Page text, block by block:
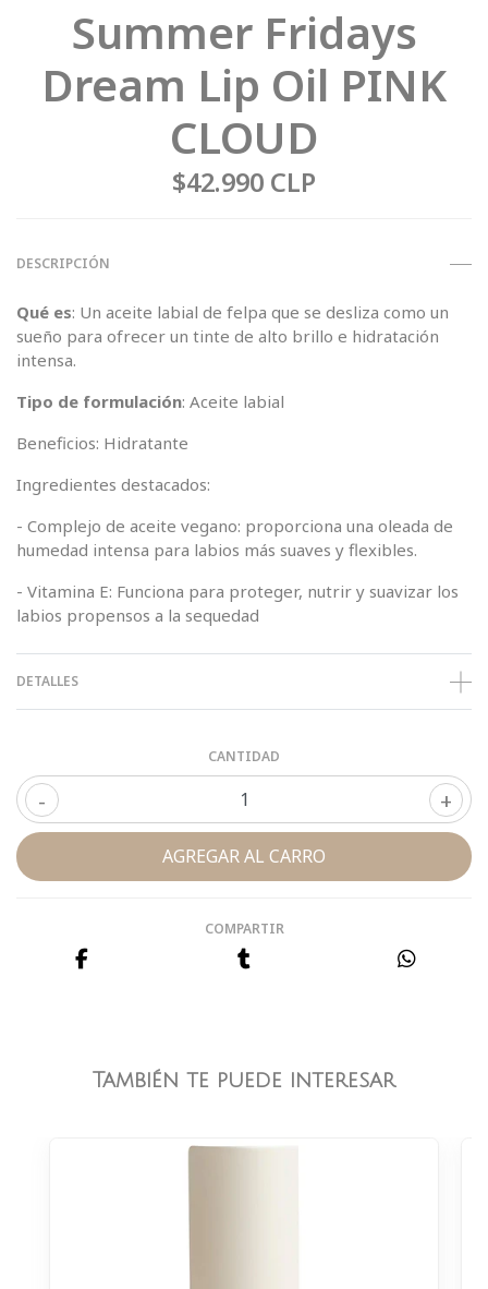
Summer Fridays
Dream Lip Oil PINK
CLOUD
$42.990 CLP
DESCRIPCIÓN
Qué es: Un aceite labial de felpa que se desliza como un
sueño para ofrecer un tinte de alto brillo e hidratación
intensa.
Tipo de formulación: Aceite labial
Beneficios: Hidratante
Ingredientes destacados:
- Complejo de aceite vegano: proporciona una oleada de
humedad intensa para labios más suaves y flexibles.
- Vitamina E: Funciona para proteger, nutrir y suavizar los
labios propensos a la sequedad
DETALLES
CANTIDAD
+
-
COMPARTIR
También te puede interesar